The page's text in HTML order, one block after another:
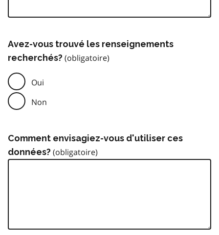
Avez-vous trouvé les renseignements
recherchés?
Oui
Non
Comment envisagiez-vous d'utiliser ces
données?